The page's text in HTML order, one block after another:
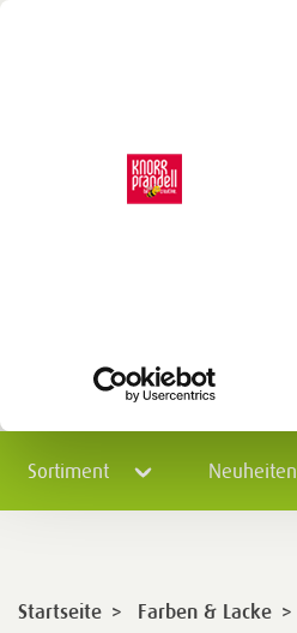
Sortiment Neuheiten
Startseite > Farben & Lacke >